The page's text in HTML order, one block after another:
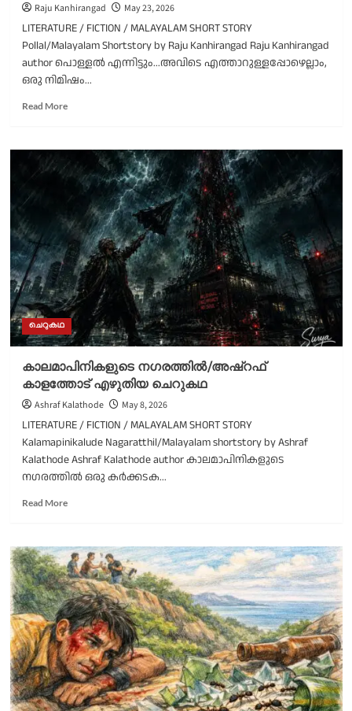
Raju Kanhirangad May 23, 2026
LITERATURE / FICTION / MALAYALAM SHORT STORY
Pollal/Malayalam Shortstory by Raju Kanhirangad Raju Kanhirangad
author പൊള്ളൽ എന്നിട്ടും...അവിടെ എത്താറുള്ളപ്പോഴെല്ലാം,
ഒരു നിമിഷം...
Read MoreRead
പൊള്ളൽ/
രാജു
കാഞ്ഞിരങ്ങാട്
എഴുതിയ
ചെറുകഥ
ചെറുകഥ
കാലമാപിനികളുടെ നഗരത്തിൽ/അഷ്റഫ്
കാളത്തോട് എഴുതിയ ചെറുകഥ
Ashraf Kalathode May 8, 2026
LITERATURE / FICTION / MALAYALAM SHORT STORY
Kalamapinikalude Nagaratthil/Malayalam shortstory by Ashraf
Kalathode Ashraf Kalathode author കാലമാപിനികളുടെ
നഗരത്തിൽ ഒരു കർക്കടക...
Read MoreRead
കാലമാപിനികളുടെ
നഗരത്തിൽ/
അഷ്റഫ്
കാളത്തോട്
എഴുതിയ
ചെറുകഥ